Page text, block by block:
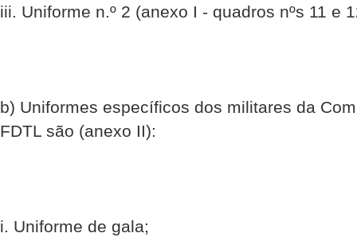
iii. Uniforme n.º 2 (anexo I - quadros nºs 11 e
b) Uniformes específicos dos militares da
FDTL são (anexo II):
i. Uniforme de gala;